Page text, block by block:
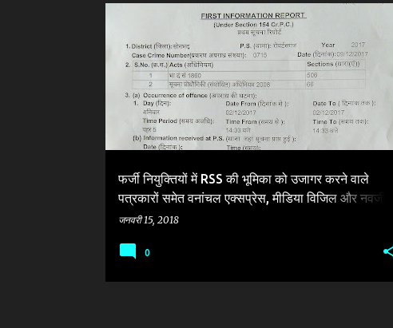
फर्जी नियुक्तियों में RSS की भूमिका को उजागर करने वाले
पत्रकारों समेत वनांचल एक्सप्रेस, मीडिया विजिल और नवजीवन
पर FIR
जनवरी 15, 2018
DIOS SONBHADRA FAKE RECRUITMENT
SANSKRIT MADHYAMIK VIDYALAY SONBHADRA
0